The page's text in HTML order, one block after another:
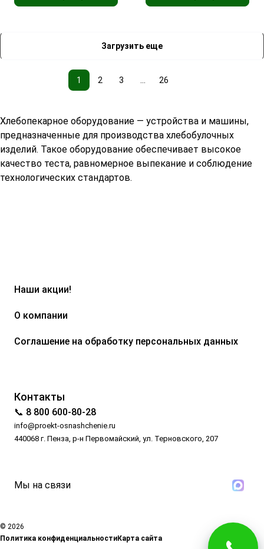
Загрузить еще
1 2 3 ... 26
Хлебопекарное оборудование — устройства и машины,
предназначенные для производства хлебобулочных
изделий. Такое оборудование обеспечивает высокое
качество теста, равномерное выпекание и соблюдение
технологических стандартов.
Наши акции!
О компании
Соглашение на обработку персональных данных
Контакты
📞 8 800 600-80-28
info@proekt-osnashchenie.ru
440068 г. Пенза, р-н Первомайский, ул. Терновского, 207
Мы на связи
© 2026
Политика конфиденциальностиКарта сайта